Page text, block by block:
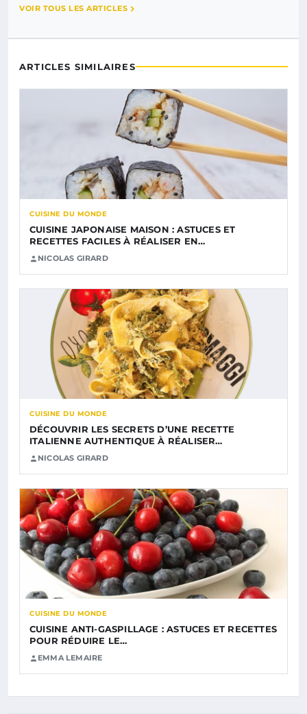
VOIR TOUS LES ARTICLES
ARTICLES SIMILAIRES
CUISINE DU MONDE
CUISINE JAPONAISE MAISON : ASTUCES ET
RECETTES FACILES À RÉALISER EN…
NICOLAS GIRARD
CUISINE DU MONDE
DÉCOUVRIR LES SECRETS D’UNE RECETTE
ITALIENNE AUTHENTIQUE À RÉALISER…
NICOLAS GIRARD
CUISINE DU MONDE
CUISINE ANTI-GASPILLAGE : ASTUCES ET RECETTES
POUR RÉDUIRE LE…
EMMA LEMAIRE